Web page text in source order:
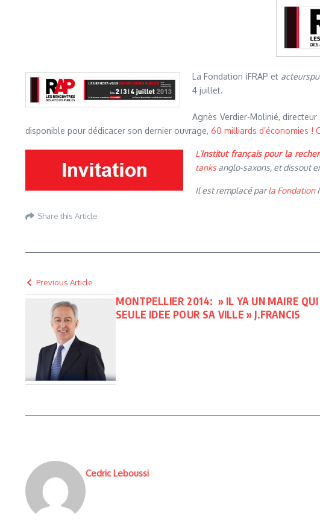
La Fondation iFRAP et
4 juillet.
Agnès Verdier-Molinié,
disponible pour dédicacer son dernier ouvrage, 60 milliards d’économies !
L’ Institut français pour la
tanks anglo-saxons, et dissout en
Il est remplacé parla Fondation
Share this Article
Previous Article
MONTPELLIER 2014: » IL YA UN MAIRE QUI
SEULE IDEE POUR SA VILLE » J.FRANCIS
Cedric Leboussi